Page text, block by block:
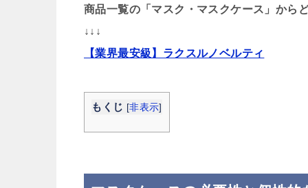
商品一覧の「マスク・マスクケース」から
↓↓↓
【業界最安級】ラクスルノベルティ
もくじ [非表示]